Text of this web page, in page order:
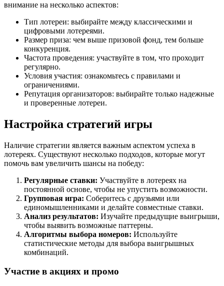
внимание на несколько аспектов:
Тип лотереи: выбирайте между классическими и
цифровыми лотереями.
Размер приза: чем выше призовой фонд, тем больше
конкуренция.
Частота проведения: участвуйте в том, что проходит
регулярно.
Условия участия: ознакомьтесь с правилами и
ограничениями.
Репутация организаторов: выбирайте только надежные
и проверенные лотереи.
Настройка стратегий игры
Наличие стратегии является важным аспектом успеха в
лотереях. Существуют несколько подходов, которые могут
помочь вам увеличить шансы на победу:
Регулярные ставки: Участвуйте в лотереях на
постоянной основе, чтобы не упустить возможности.
Групповая игра: Соберитесь с друзьями или
единомышленниками и делайте совместные ставки.
Анализ результатов: Изучайте предыдущие выигрыши,
чтобы выявить возможные паттерны.
Алгоритмы выбора номеров: Используйте
статистические методы для выбора выигрышных
комбинаций.
Участие в акциях и промо